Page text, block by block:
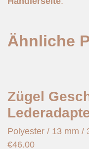
Ähnliche
Zügel
Polyester / 13
€46.00